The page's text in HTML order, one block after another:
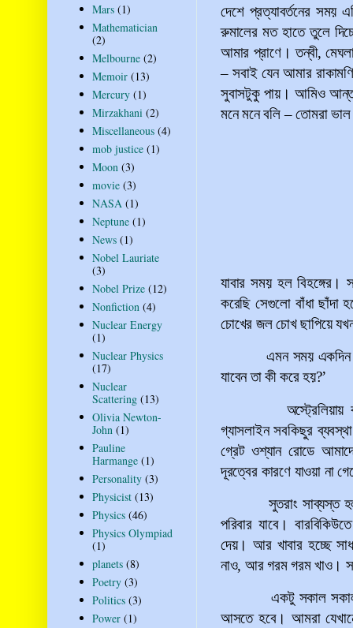
দেশে প্রত্যাবর্তনের সময়
রুমালের মত হাতে তুলে
আমার প্রাণে। তন্বী,
–সবাই যেন আমার
সুবাসটুকু পায়। আমিও
মনে মনে বলি–তোমরা
যাবার সময় হল
করেছি সেগুলো বাঁধা ছাঁদা
চোখের জল চোখ ছাপিয়ে
এমন সময়
যাবেন তা কী করে হয়?’
গ্যাসলাইন সবকিছুর
গ্রেট ওশ্যান রোডে
দূরত্বের কারণে যাওয়া না
সুতরাং সাব্যস্ত
পরিবার যাবে।
দেয়। আর খাবার হচ্ছে
নাও, আর গরম গরম খাও।
একটু সকাল
আসতে হবে। আমরা যেখানে
Mars (1)
Mathematician
(2)
Melbourne (2)
Memoir (13)
Mercury (1)
Mirzakhani (2)
Miscellaneous (4)
mob justice (1)
Moon (3)
movie (3)
NASA (1)
Neptune (1)
News (1)
Nobel Lauriate
(3)
Nobel Prize (12)
Nonfiction (4)
Nuclear Energy
(1)
Nuclear Physics
(17)
Nuclear
Scattering (13)
Olivia Newton-
John (1)
Pauline
Harmange (1)
Personality (3)
Physicist (13)
Physics (46)
Physics Olympiad
(1)
planets (8)
Poetry (3)
Politics (3)
Power (1)